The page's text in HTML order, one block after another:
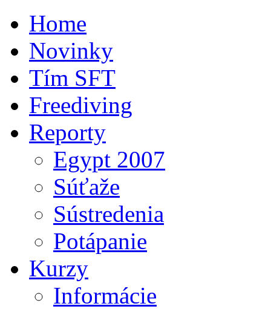
Home
Novinky
Tím SFT
Freediving
Reporty
Egypt 2007
Súťaže
Sústredenia
Potápanie
Kurzy
Informácie